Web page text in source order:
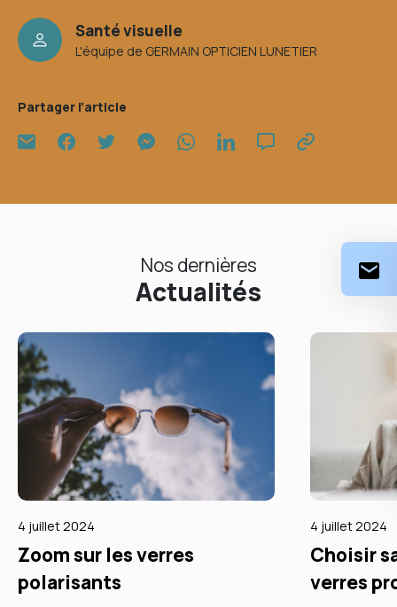
Santé visuelle
L'équipe de GERMAIN OPTICIEN LUNETIER
Partager l’article
Nos dernières
Actualités
4 juillet 2024
Zoom sur les verres
polarisants
4 juillet 2024
Choisir
verres